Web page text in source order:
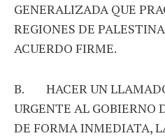
GENERALIZADA QUE
REGIONES DE
ACUERDO FIRME.
B. HACER UN
URGENTE AL GOBIERNO
DE FORMA INMEDIATA,